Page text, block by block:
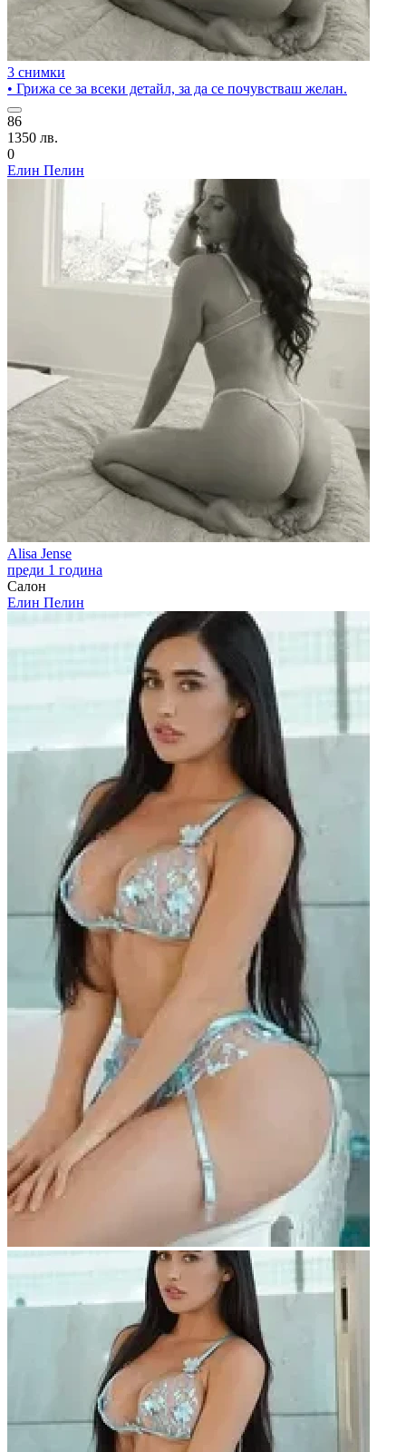
3 снимки
• Грижа се за всеки детайл, за да се почувстваш желан.
86
1350 лв.
0
Елин Пелин
Alisa Jense
преди 1 година
Салон
Елин Пелин